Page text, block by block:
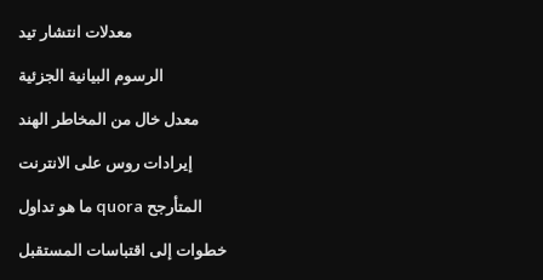
معدلات انتشار تيد
الرسوم البيانية الجزئية
معدل خال من المخاطر الهند
إيرادات روس على الانترنت
ما هو تداول quora المتأرجح
خطوات إلى اقتباسات المستقبل